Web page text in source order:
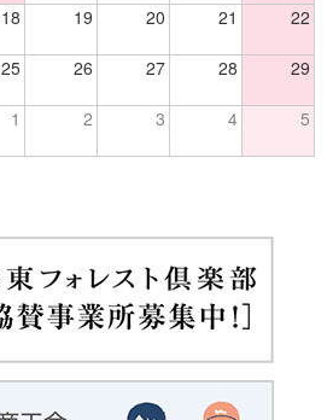
18 19 20 21 22
25 26 27 28 29
1 2 3 4 5